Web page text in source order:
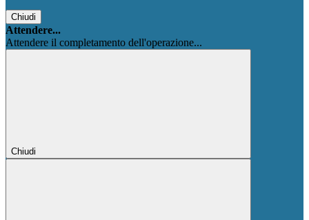
Chiudi
Attendere...
Attendere il completamento dell'operazione...
Chiudi